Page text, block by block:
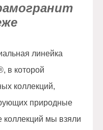
линейка
в которой
коллекций,
природные
коллекций мы взяли